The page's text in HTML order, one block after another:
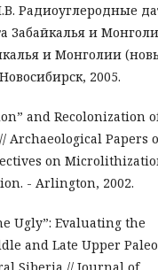
Радиоуглеродные
Забайкалья и
и Монголии
2005.
and Recolonization
Papers
on
- Arlington, 2002.
Ugly”: Evaluating the
and Late Upper